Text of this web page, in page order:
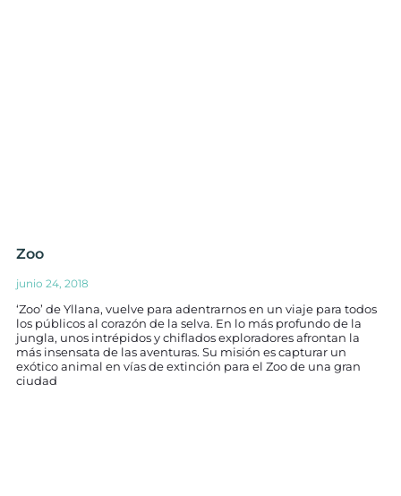
Zoo
junio 24, 2018
‘Zoo’ de Yllana, vuelve para adentrarnos en un viaje para todos
los públicos al corazón de la selva. En lo más profundo de la
jungla, unos intrépidos y chiflados exploradores afrontan la
más insensata de las aventuras. Su misión es capturar un
exótico animal en vías de extinción para el Zoo de una gran
ciudad